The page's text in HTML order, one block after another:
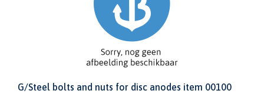
G/Steel bolts and nuts for disc anodes item 00100